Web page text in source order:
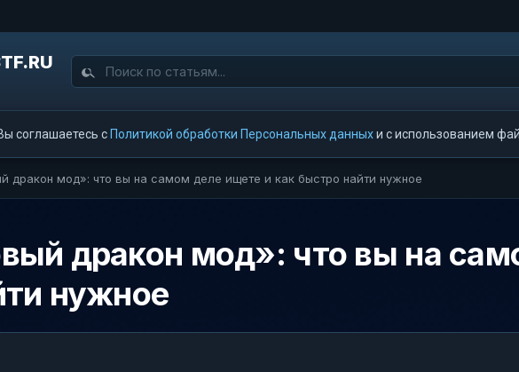
соглашаетесь с Политикой обработки Персональных данныхи с использованием
дракон мод»: что вы на самом деле ищете и как быстро найти нужное
дракон мод»: что вы на
нужное